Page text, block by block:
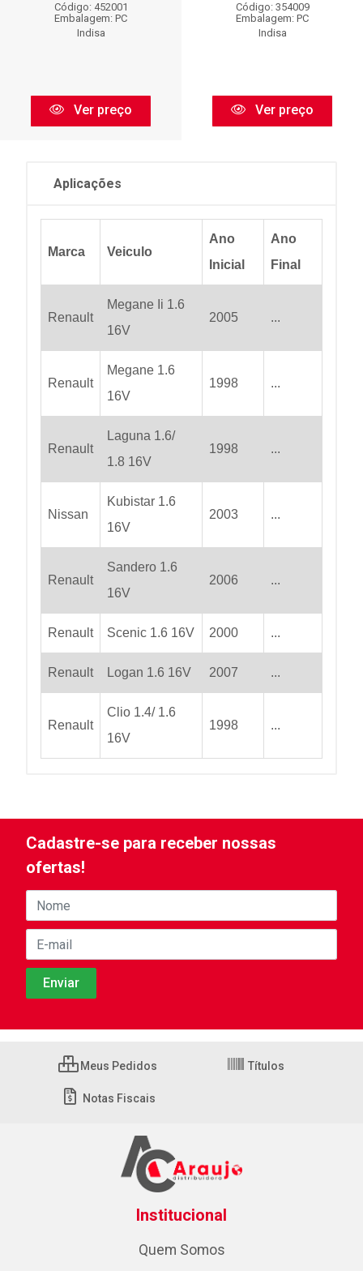
Código: 452001
Embalagem: PC
Indisa
Ver preço
Código: 354009
Embalagem: PC
Indisa
Ver preço
Aplicações
Marca Veiculo
Ano
Inicial
Ano
Final
Renault
Megane Ii 1.6
16V
2005 ...
Renault
Megane 1.6
16V
1998 ...
Renault
Laguna 1.6/
1.8 16V
1998 ...
Nissan
Kubistar 1.6
16V
2003 ...
Renault
Sandero 1.6
16V
2006 ...
Renault Scenic 1.6 16V 2000 ...
Renault Logan 1.6 16V 2007 ...
Renault
Clio 1.4/ 1.6
16V
1998 ...
Cadastre-se para receber nossas
ofertas!
Meus Pedidos Títulos
Notas Fiscais
Institucional
Quem Somos